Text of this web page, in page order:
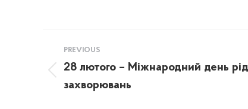
Post
navigation
PREVIOUS
post:
28 лютого – Міжнародний день
захворювань